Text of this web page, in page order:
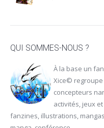
QUI SOMMES-NOUS ?
À la base un
Xice©
concepteurs
activités, jeux
fanzines, illustrations,